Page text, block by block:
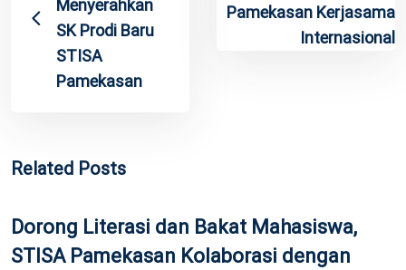
Menyerahkan
SK Prodi Baru
STISA
Pamekasan
Pamekasan Kerjasama
Internasional
Related Posts
Dorong Literasi dan Bakat Mahasiswa,
STISA Pamekasan Kolaborasi dengan